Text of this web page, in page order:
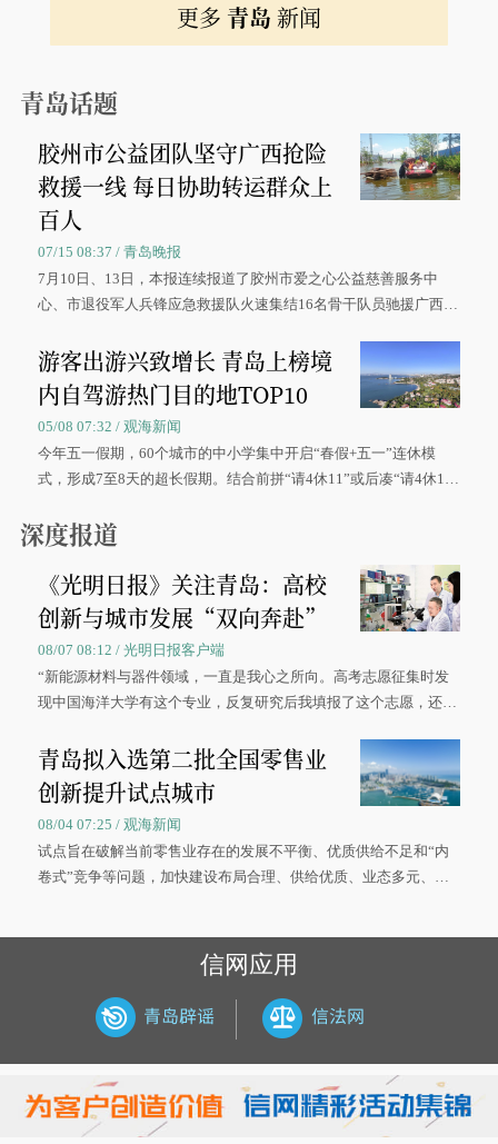
更多 青岛 新闻
青岛话题
胶州市公益团队坚守广西抢险
救援一线 每日协助转运群众上
百人
07/15 08:37 / 青岛晚报
7月10日、13日，本报连续报道了胶州市爱之心公益慈善服务中
心、市退役军人兵锋应急救援队火速集结16名骨干队员驰援广西灾
游客出游兴致增长 青岛上榜境
内自驾游热门目的地TOP10
05/08 07:32 / 观海新闻
今年五一假期，60个城市的中小学集中开启“春假+五一”连休模
式，形成7至8天的超长假期。结合前拼“请4休11”或后凑“请4休1
深度报道
《光明日报》关注青岛：高校
创新与城市发展“双向奔赴”
08/07 08:12 / 光明日报客户端
“新能源材料与器件领域，一直是我心之所向。高考志愿征集时发
现中国海洋大学有这个专业，反复研究后我填报了这个志愿，还真
大学材料科学与工程学院材料类专业的录取通知书。
青岛拟入选第二批全国零售业
创新提升试点城市
08/04 07:25 / 观海新闻
试点旨在破解当前零售业存在的发展不平衡、优质供给不足和“内
卷式”竞争等问题，加快建设布局合理、供给优质、业态多元、智
信网应用